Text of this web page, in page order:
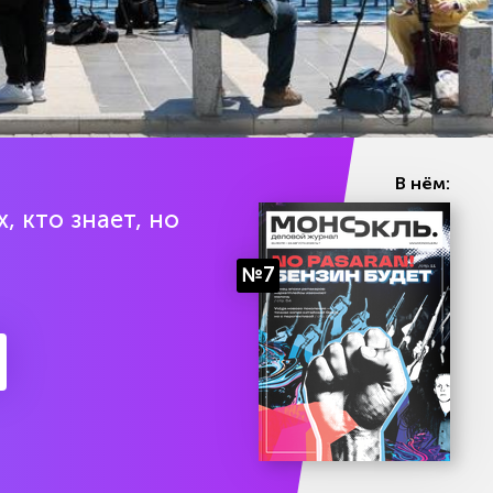
офиса президента Турции Долмабахче днем 15 мая в
было предположить
одна из главных глобальных интриг последних
распоряжение «О составе делегации Российской
кто знает, но
В нём:
№7